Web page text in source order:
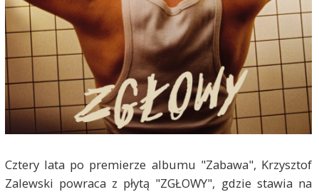
Cztery lata po premierze albumu "Zabawa", Krzysztof
Zalewski powraca z płytą "ZGŁOWY", gdzie stawia na